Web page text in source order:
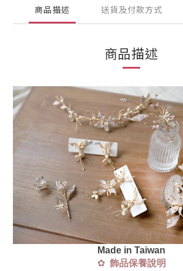
商品描述 送貨及付款方式
商品描述
Made in Taiwan
✿ 飾品保養說明